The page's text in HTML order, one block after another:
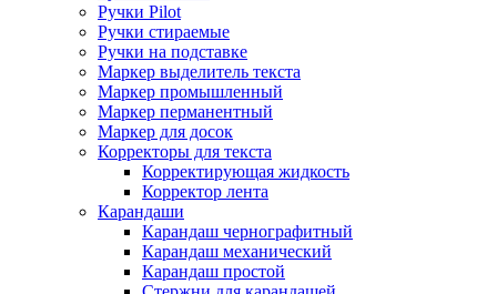
Ручки Pilot
Ручки стираемые
Ручки на подставке
Маркер выделитель текста
Маркер промышленный
Маркер перманентный
Маркер для досок
Корректоры для текста
Корректирующая жидкость
Корректор лента
Карандаши
Карандаш чернографитный
Карандаш механический
Карандаш простой